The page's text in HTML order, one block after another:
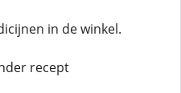
in de winkel.
recept